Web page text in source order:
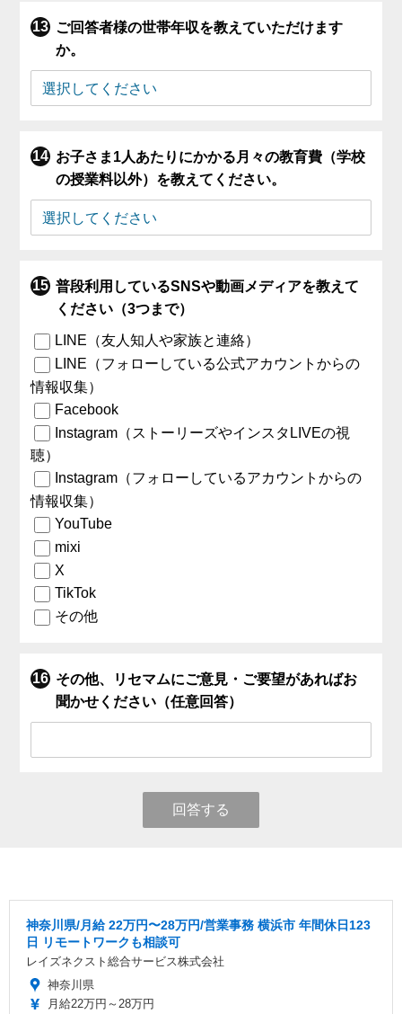
ご回答者様の世帯年収を教えていただけます
か。
お子さま1人あたりにかかる月々の教育費（学校
の授業料以外）を教えてください。
普段利用しているSNSや動画メディアを教えて
ください（3つまで）
LINE（友人知人や家族と連絡）
LINE（フォローしている公式アカウントからの
情報収集）
Facebook
Instagram（ストーリーズやインスタLIVEの視
聴）
Instagram（フォローしているアカウントからの
情報収集）
YouTube
mixi
X
TikTok
その他
その他、リセマムにご意見・ご要望があればお
聞かせください（任意回答）
回答する
神奈川県/月給 22万円〜28万円/営業事務 横浜市 年間休日123
日 リモートワークも相談可
レイズネクスト総合サービス株式会社
神奈川県
月給22万円～28万円